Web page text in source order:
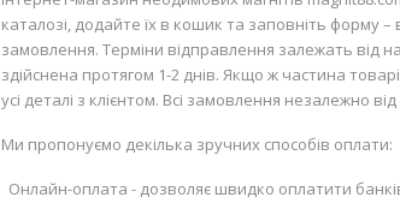
каталозі, додайте їх в кошик та заповніть форму
замовлення. Терміни відправлення залежать від
здійснена протягом 1-2 днів. Якщо ж частина
усі деталі з клієнтом. Всі замовлення незалежно
Ми пропонуємо декілька зручних способів оплати:
Онлайн-оплата - дозволяє швидко оплатити